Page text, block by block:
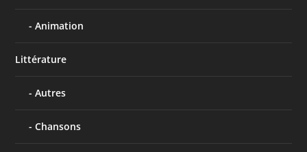
Animation
Littérature
Autres
Chansons